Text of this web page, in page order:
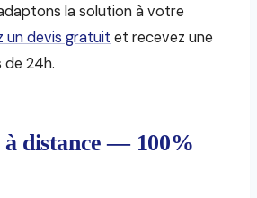
la solution à votre
un devis gratuit et recevez une
de 24h.
distance — 100%